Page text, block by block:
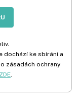
dochází ke sbírání a
zásadách ochrany
ZDE.